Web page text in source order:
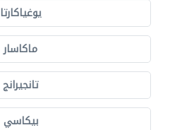
يوغياكارتا
ماكاسار
تانجيرانج
بيكاسي